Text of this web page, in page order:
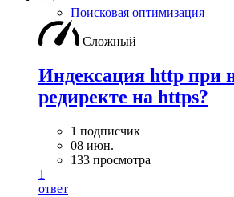
Поисковая оптимизация
Сложный
Индексация http при
редиректе на https?
1 подписчик
08 июн.
133 просмотра
1
ответ